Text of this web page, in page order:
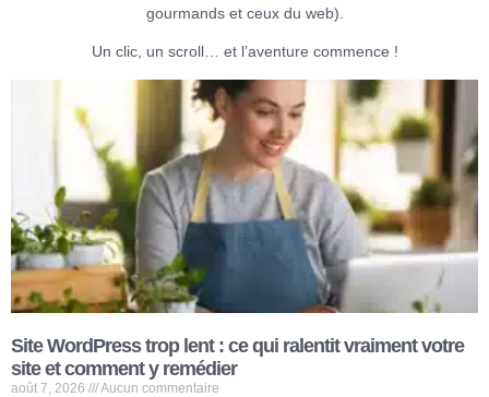
gourmands et ceux du web).
Un clic, un scroll… et l’aventure commence !
Site WordPress trop lent : ce qui ralentit vraiment votre
site et comment y remédier
août 7, 2026 Aucun commentaire